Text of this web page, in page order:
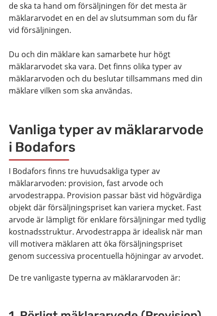
de ska ta hand om försäljningen för det mesta är
mäklararvodet en en del av slutsumman som du får
vid försäljningen.
Du och din mäklare kan samarbete hur högt
mäklararvodet ska vara. Det finns olika typer av
mäklararvoden och du beslutar tillsammans med din
mäklare vilken som ska användas.
Vanliga typer av mäklararvode
i Bodafors
I Bodafors finns tre huvudsakliga typer av
mäklararvoden: provision, fast arvode och
arvodestrappa. Provision passar bäst vid högvärdiga
objekt där försäljningspriset kan variera mycket. Fast
arvode är lämpligt för enklare försäljningar med tydlig
kostnadsstruktur. Arvodestrappa är idealisk när man
vill motivera mäklaren att öka försäljningspriset
genom successiva procentuella höjningar av arvodet.
De tre vanligaste typerna av mäklararvoden är: